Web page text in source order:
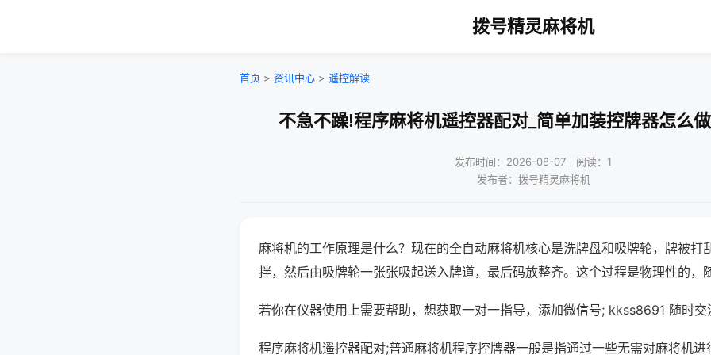
拨号精灵麻将机
首页 > 资讯中心 > 遥控解读
不急不躁!程序麻将机遥控器配对_简单加装控牌器怎么
发布时间：2026-08-07｜阅读：1
发布者：拨号精灵麻将机
麻将机的工作原理是什么？现在的全自动麻将机核心是洗牌盘和吸牌轮，牌被打
拌，然后由吸牌轮一张张吸起送入牌道，最后码放整齐。这个过程是物理性的，
若你在仪器使用上需要帮助，想获取一对一指导，添加微信号; kkss8691 随时交
程序麻将机遥控器配对;普通麻将机程序控牌器一般是指通过一些无需对麻将机